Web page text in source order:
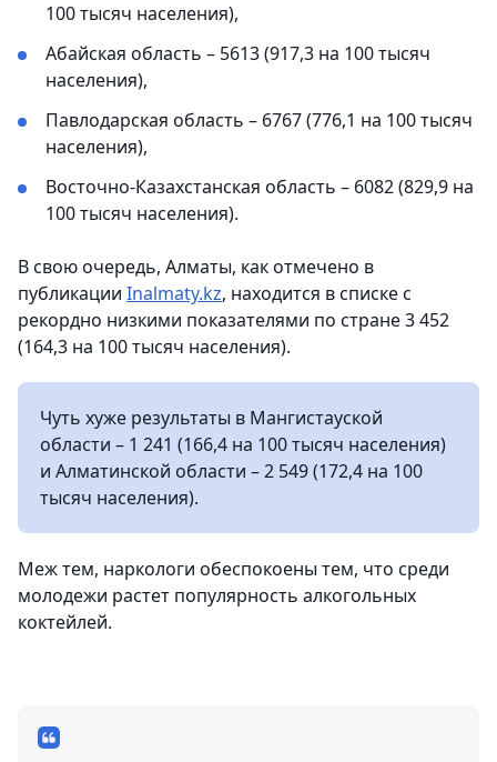
100 тысяч населения),
Абайская область – 5613 (917,3 на 100 тысяч
населения),
Павлодарская область – 6767 (776,1 на 100 тысяч
населения),
Восточно-Казахстанская область – 6082 (829,9 на
100 тысяч населения).
В свою очередь, Алматы, как отмечено в
публикации Inalmaty.kz, находится в списке с
рекордно низкими показателями по стране 3 452
(164,3 на 100 тысяч населения).
Чуть хуже результаты в Мангистауской
области – 1 241 (166,4 на 100 тысяч населения)
и Алматинской области – 2 549 (172,4 на 100
тысяч населения).
Меж тем, наркологи обеспокоены тем, что среди
молодежи растет популярность алкогольных
коктейлей.